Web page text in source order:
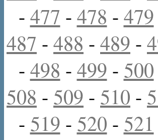
- 477 - 478 - 479
487 - 488 - 489 -
- 498 - 499 - 500
508 - 509 - 510 -
- 519 - 520 - 521